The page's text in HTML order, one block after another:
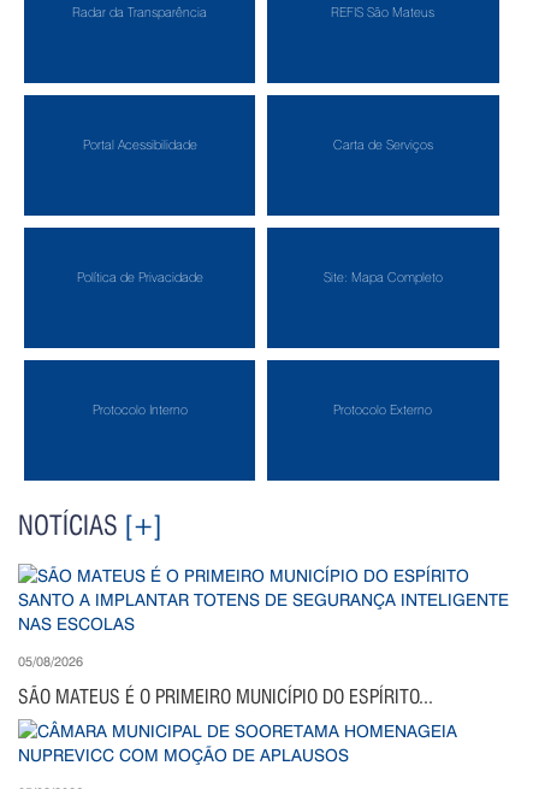
Radar da Transparência REFIS São Mateus
Portal Acessibilidade Carta de Serviços
Política de Privacidade Site: Mapa Completo
Protocolo Interno Protocolo Externo
NOTÍCIAS [+]
05/08/2026
SÃO MATEUS É O PRIMEIRO MUNICÍPIO DO ESPÍRITO...